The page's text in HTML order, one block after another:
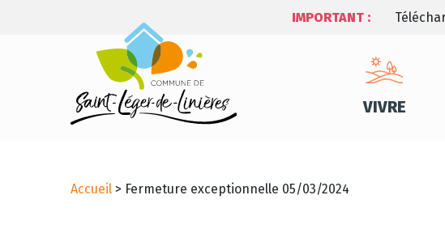
IMPORTANT :
VIVRE
Accueil > Fermeture exceptionnelle 05/03/2024